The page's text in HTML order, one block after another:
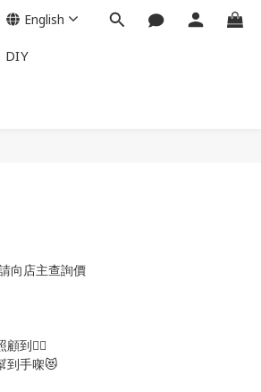
DIY
English
向店主查詢價
到👍🏻
到手㗎😻